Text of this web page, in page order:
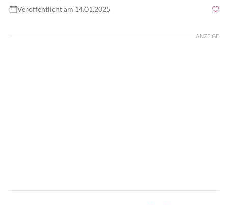
Veröffentlicht am 14.01.2025
ANZEIGE